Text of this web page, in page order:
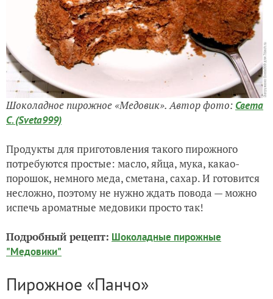
Шоколадное пирожное «Медовик». Автор фото: Света
С. (Sveta999)
Продукты для приготовления такого пирожного
потребуются простые: масло, яйца, мука, какао-
порошок, немного меда, сметана, сахар. И готовится
несложно, поэтому не нужно ждать повода — можно
испечь ароматные медовики просто так!
Подробный рецепт: Шоколадные пирожные
"Медовики"
Пирожное «Панчо»